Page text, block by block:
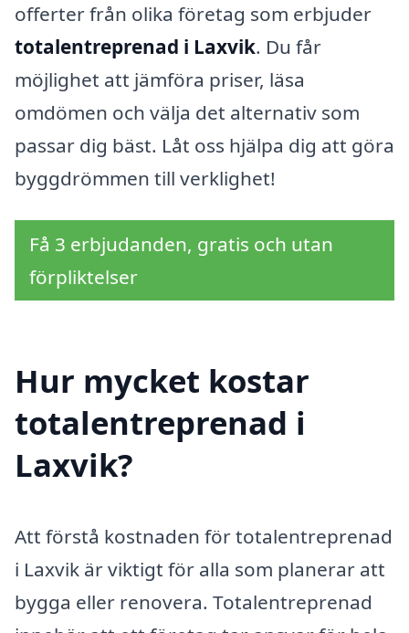
offerter från olika företag som erbjuder
totalentreprenad i Laxvik. Du får
möjlighet att jämföra priser, läsa
omdömen och välja det alternativ som
passar dig bäst. Låt oss hjälpa dig att göra
byggdrömmen till verklighet!
Få 3 erbjudanden, gratis och utan
förpliktelser
Hur mycket kostar
totalentreprenad i
Laxvik?
Att förstå kostnaden för totalentreprenad
i Laxvik är viktigt för alla som planerar att
bygga eller renovera. Totalentreprenad